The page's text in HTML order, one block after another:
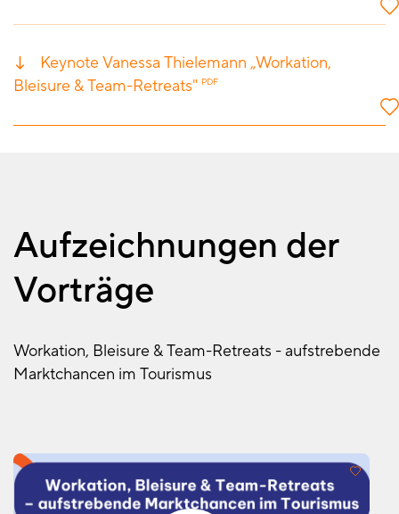
Keynote Vanessa Thielemann „Workation,
Bleisure & Team-Retreats" PDF
Aufzeichnungen der
Vorträge
Workation, Bleisure & Team-Retreats - aufstrebende
Marktchancen im Tourismus